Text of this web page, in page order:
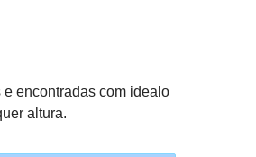
encontradas com idealo
altura.